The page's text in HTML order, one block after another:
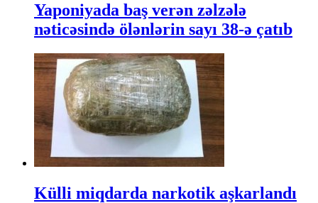
Yaponiyada baş verən zəlzələ
nəticəsində ölənlərin sayı 38-ə çatıb
Külli miqdarda narkotik aşkarlandı